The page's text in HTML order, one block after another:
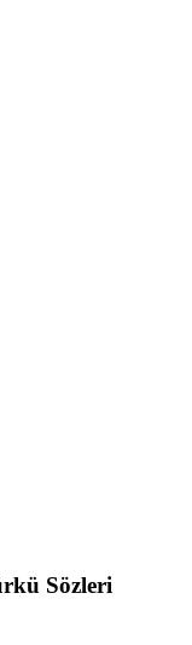
Sözleri